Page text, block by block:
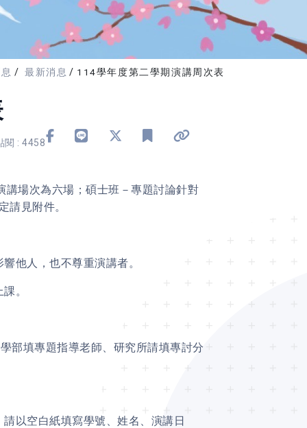
最新消息 114學年度第二學期演講周次表
閱 : 4458
場次為六場；碩士班－專題討論針對
請見附件。
他人，也不尊重演講者。
。
部填專題指導老師、研究所請填專討分
以空白紙填寫學號、姓名、演講日